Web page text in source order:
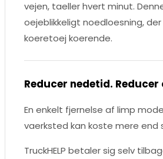
vejen, taeller hvert minut.
oejeblikkeligt noedloesning,
koeretoej koerende.
Reducer nedetid.
En enkelt fjernelse af limp
vaerksted kan koste mere end
TruckHELP betaler sig selv